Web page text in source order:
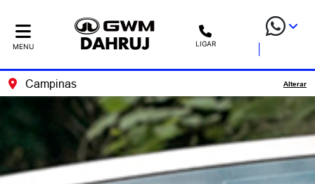
MENU LIGAR
Campinas Alterar